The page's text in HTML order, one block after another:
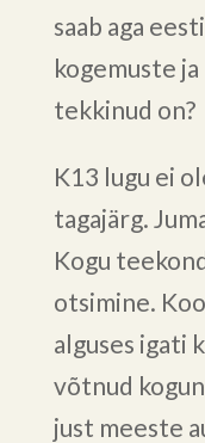
saab aga
kogemuste
tekkinud on?
K13 lugu ei
tagajärg.
Kogu
otsimine.
alguses igati
võtnud
just meeste